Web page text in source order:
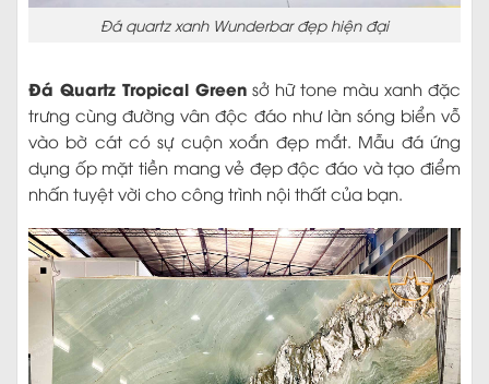
Đá quartz xanh Wunderbar đẹp hiện đại
Đá Quartz Tropical Green sở hữ tone màu xanh đặc
trưng cùng đường vân độc đáo như làn sóng biển vỗ
vào bờ cát có sự cuộn xoắn đẹp mắt. Mẫu đá ứng
dụng ốp mặt tiền mang vẻ đẹp độc đáo và tạo điểm
nhấn tuyệt vời cho công trình nội thất của bạn.